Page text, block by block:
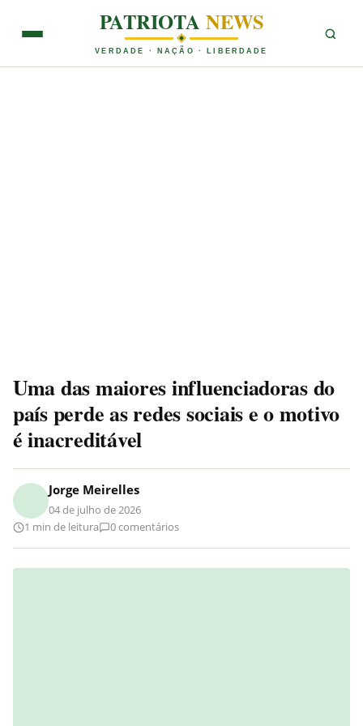
PATRIOTANEWS
VERDADE · NAÇÃO · LIBERDADE
Uma das maiores influenciadoras do
país perde as redes sociais e o motivo
é inacreditável
Jorge Meirelles
04 de julho de 2026
1 min de leitura
0 comentários